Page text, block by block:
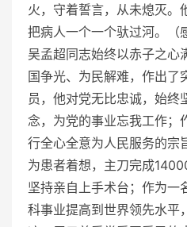
火，守着誓言，从未熄灭。
把病人一个一个驮过河。（
吴孟超同志始终以赤子之心
国争光、为民解难，作出了
员，他对党无比忠诚，始终
念，为党的事业忘我工作；
行全心全意为人民服务的宗
为患者着想，主刀完成
坚持亲自上手术台；作为一
科事业提高到世界领先水平